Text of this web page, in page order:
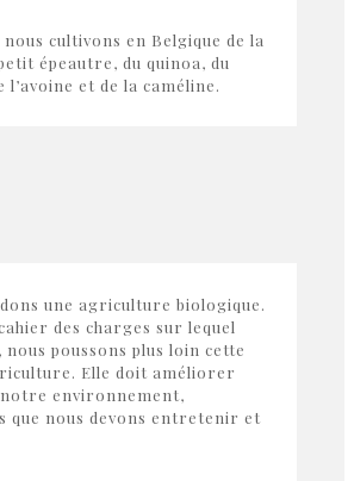
nous cultivons en Belgique de la
épeautre, du quinoa, du
l’avoine et de la caméline.
une agriculture biologique.
des charges sur lequel
nous poussons plus loin cette
Elle doit améliorer
environnement,
que nous devons entretenir et